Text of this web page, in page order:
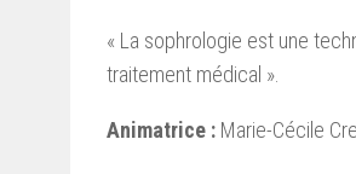
« La sophrologie est une
traitement médical ».
Animatrice : Marie-Cécile